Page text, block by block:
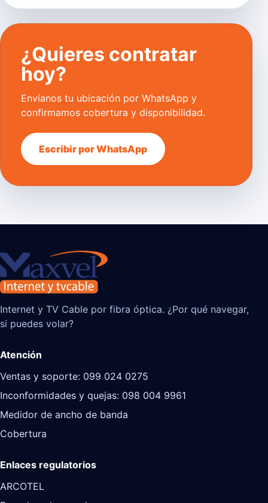
¿Quieres contratar
hoy?
Envíanos tu ubicación por WhatsApp y
confirmamos cobertura y disponibilidad.
Escribir por WhatsApp
Internet y TV Cable por fibra óptica. ¿Por qué navegar,
si puedes volar?
Atención
Ventas y soporte: 099 024 0275
Inconformidades y quejas: 098 004 9961
Medidor de ancho de banda
Cobertura
Enlaces regulatorios
ARCOTEL